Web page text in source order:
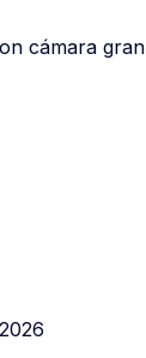
cámara gran